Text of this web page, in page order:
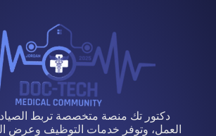
دكتور تك منصة متخصصة تربط
العمل، وتوفر خدمات التوظيف وعرض